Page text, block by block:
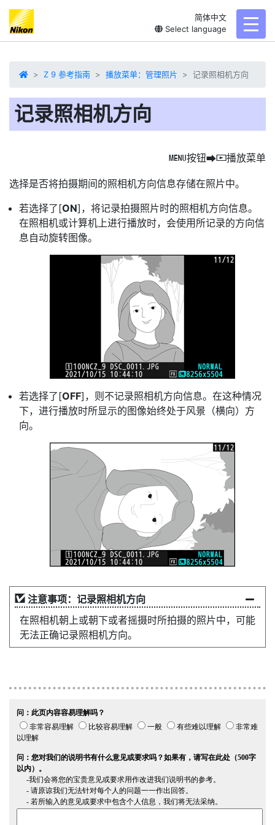
简体中文
Select language
Z 9 参考指南 播放菜单：管理照片 记录照相机方向
记录照相机方向
G按钮UD播放菜单
选择是否将拍摄期间的照相机方向信息存储在照片中。
若选择了[ON]，将记录拍摄照片时的照相机方向信息。
在照相机或计算机上进行播放时，会使用所记录的方向信
息自动旋转图像。
若选择了[OFF]，则不记录照相机方向信息。在这种情况
下，进行播放时所显示的图像始终处于风景（横向）方
向。
注意事项：记录照相机方向
在照相机朝上或朝下或者摇摄时所拍摄的照片中，可能
无法正确记录照相机方向。